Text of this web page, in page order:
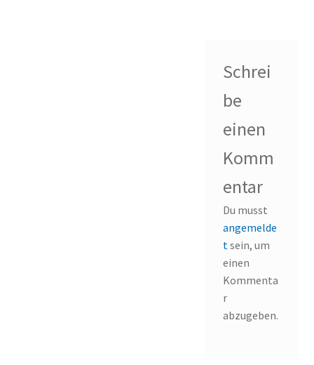
Schrei
be
einen
Komm
entar
Du musst
angemelde
tsein, um
einen
Kommenta
r
abzugeben.